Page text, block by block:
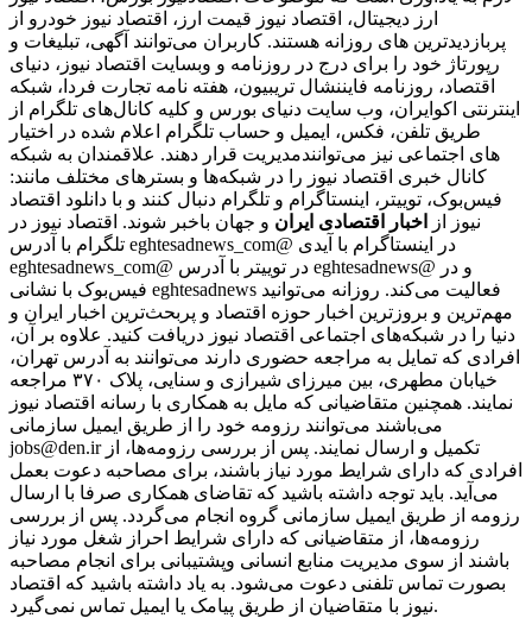
ارز دیجیتال، اقتصاد نیوز قیمت ارز، اقتصاد نیوز خودرو از
پربازدیدترین های روزانه هستند. کاربران می‌توانند آگهی، تبلیغات و
رپورتاژ خود را برای درج در روزنامه و وبسایت اقتصاد نیوز، دنیای
اقتصاد، روزنامه فایننشال تریبیون، هفته نامه تجارت فردا، شبکه
اینترنتی اکوایران، وب سایت دنیای بورس و کلیه کانال‌های تلگرام از
طریق تلفن، فکس، ایمیل و حساب تلگرام اعلام شده در اختیار
مدیریت قرار دهند. علاقمندان به شبکه‎‌های اجتماعی نیز می‌توانند
کانال خبری اقتصاد نیوز را در شبکه‌ها و بسترهای مختلف مانند:
فیس‌بوک، توییتر، اینستاگرام و تلگرام دنبال کنند و با دانلود اقتصاد
نیوز از
اخبار اقتصادی ایران و جهان باخبر شوند. اقتصاد نیوز در
تلگرام با آدرس eghtesadnews_com@ در اینستاگرام با آیدی
eghtesadnews_com@ در توییتر با آدرس eghtesadnews@ و در
فیس‌بوک با نشانی eghtesadnews فعالیت می‌کند. روزانه می‌توانید
مهم‌ترین و بروزترین اخبار حوزه اقتصاد و پربحث‌ترین اخبار ایران و
دنیا را در شبکه‌های اجتماعی اقتصاد نیوز دریافت کنید. علاوه بر آن،
افرادی که تمایل به مراجعه حضوری دارند می‌توانند به آدرس تهران،
خیابان مطهری، بین میرزای شیرازی و سنایی، پلاک ۳۷۰ مراجعه
نمایند. همچنین متقاضیانی که مایل به همکاری با رسانه‌ اقتصاد نیوز
می‌باشند می‌توانند رزومه خود را از طریق ایمیل سازمانی
jobs@den.ir تکمیل و ارسال نمایند. پس از بررسی رزومه‌ها، از
افرادی که دارای شرایط مورد نیاز باشند، برای مصاحبه دعوت بعمل
می‌آید. باید توجه داشته باشید که تقاضای همکاری صرفا با ارسال
رزومه از طریق ایمیل سازمانی گروه انجام می‌گردد. پس از بررسی
رزومه‌ها، از متقاضیانی که دارای شرایط احراز شغل مورد نیاز
باشند از سوی مدیریت منابع انسانی وپشتیبانی برای انجام مصاحبه
بصورت تماس تلفنی دعوت می‌شود. به یاد داشته باشید که اقتصاد
نیوز با متقاضیان از طریق پیامک یا ایمیل تماس نمی‌گیرد.